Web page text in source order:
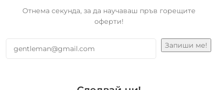
Отнема секунда, за да научаваш пръв горещите
оферти!